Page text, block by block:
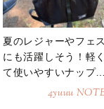
夏のレジャーやフェス
にも活躍しそう！軽く
て使いやすいナップサ
4yuuu